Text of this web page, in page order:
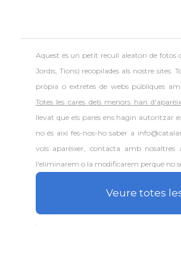
Aquest és un petit recull aleatori de fotos
Jordis, Tions) recopilades als nostre sites.
pròpia o extretes de webs públiques
Totes les cares dels menors han
llevat que els pares ens hagin autoritzar
no és així fes-nos-ho saber a
vols aparèixer, contacta amb nosaltres
l'eliminarem o la modificarem perquè no
Veure totes